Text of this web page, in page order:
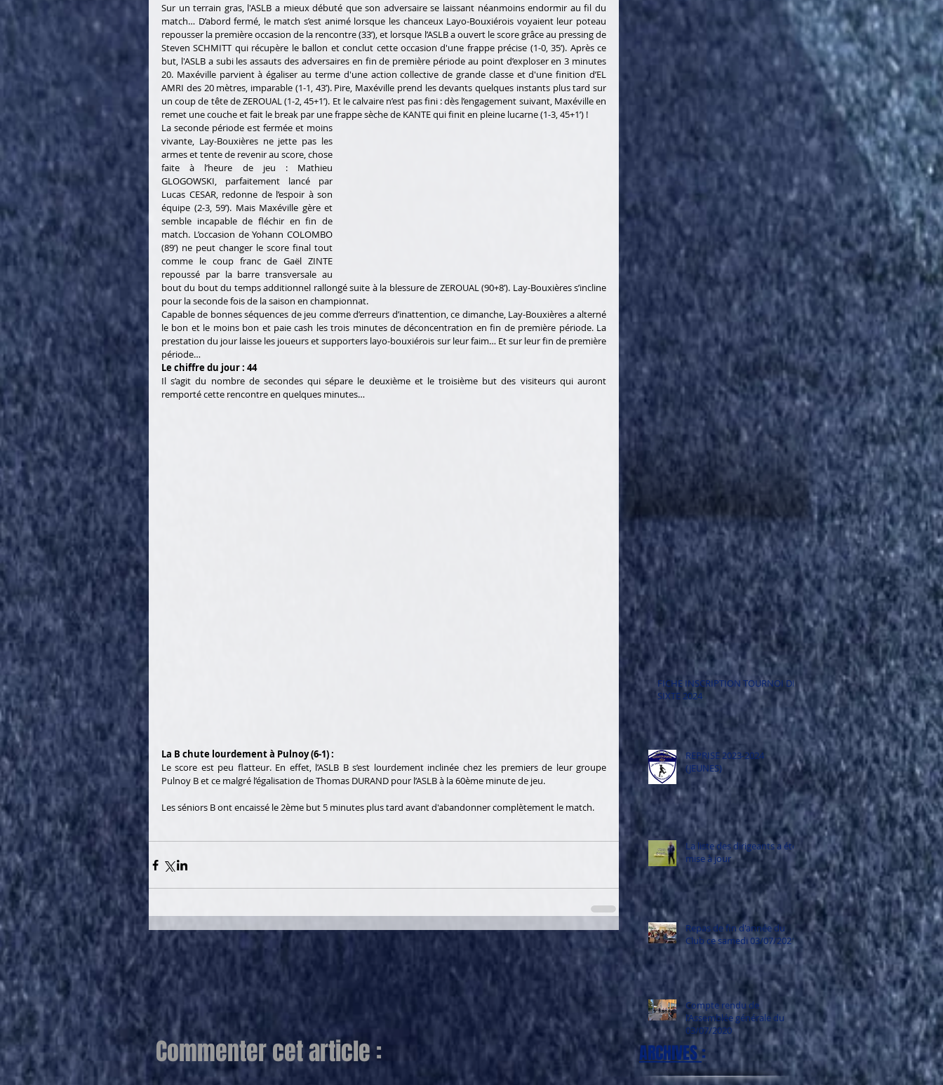
Sur un terrain gras, l'ASLB a mieux débuté que son adversaire se laissant néanmoins endormir au fil du
match… D’abord fermé, le match s’est animé lorsque les chanceux Layo-Bouxiérois voyaient leur poteau
repousser la première occasion de la rencontre (33’), et lorsque l’ASLB a ouvert le score grâce au pressing de
Steven SCHMITT qui récupère le ballon et conclut cette occasion d'une frappe précise (1-0, 35’). Après ce
but, l'ASLB a subi les assauts des adversaires en fin de première période au point d’exploser en 3 minutes
20. Maxéville parvient à égaliser au terme d'une action collective de grande classe et d'une finition d’EL
AMRI des 20 mètres, imparable (1-1, 43’). Pire, Maxéville prend les devants quelques instants plus tard sur
un coup de tête de ZEROUAL (1-2, 45+1’). Et le calvaire n’est pas fini : dès l’engagement suivant, Maxéville en
remet une couche et fait le break par une frappe sèche de KANTE qui finit en pleine lucarne (1-3, 45+1’) !
La seconde période est fermée et moins
vivante, Lay-Bouxières ne jette pas les
armes et tente de revenir au score, chose
faite à l’heure de jeu : Mathieu
GLOGOWSKI, parfaitement lancé par
Lucas CESAR, redonne de l’espoir à son
équipe (2-3, 59’). Mais Maxéville gère et
semble incapable de fléchir en fin de
match. L’occasion de Yohann COLOMBO
(89’) ne peut changer le score final tout
comme le coup franc de Gaël ZINTE
repoussé par la barre transversale au
bout du bout du temps additionnel rallongé suite à la blessure de ZEROUAL (90+8’). Lay-Bouxières s’incline
pour la seconde fois de la saison en championnat.
Capable de bonnes séquences de jeu comme d’erreurs d’inattention, ce dimanche, Lay-Bouxières a alterné
le bon et le moins bon et paie cash les trois minutes de déconcentration en fin de première période. La
prestation du jour laisse les joueurs et supporters layo-bouxiérois sur leur faim… Et sur leur fin de première
période…
Le chiffre du jour : 44
Il s’agit du nombre de secondes qui sépare le deuxième et le troisième but des visiteurs qui auront
remporté cette rencontre en quelques minutes…
La B chute lourdement à Pulnoy (6-1) :
Le score est peu flatteur. En effet, l’ASLB B s’est lourdement inclinée chez les premiers de leur groupe
Pulnoy B et ce malgré l’égalisation de Thomas DURAND pour l’ASLB à la 60ème minute de jeu.
Les séniors B ont encaissé le 2ème but 5 minutes plus tard avant d'abandonner complètement le match.
Commenter cet article :
FICHE INSCRIPTION TOURNOI DE
SIXTE 2024
REPRISE 2023-2024
(JEUNES)
La liste des dirigeants a été
mise à jour
Repas de fin d'année du
Club ce samedi 03/07/2021
Compte rendu de
l’Assemblée générale du
03/07/2020
ARCHIVES: